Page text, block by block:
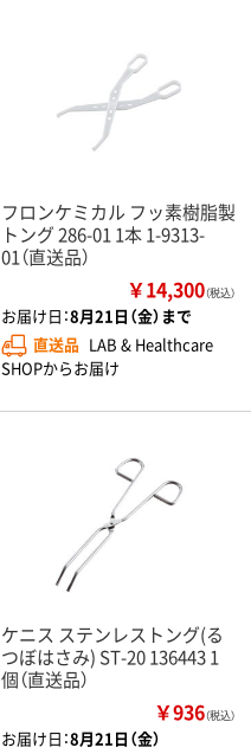
フロンケミカル フッ素樹脂製
トング 286-01 1本 1-9313-
01（直送品）
￥14,300（税込）
お届け日：8月21日（金）まで
直送品 LAB & Healthcare
SHOPからお届け
ケニス ステンレストング(る
つぼはさみ) ST-20 136443 1
個（直送品）
￥936（税込）
お届け日：8月21日（金）